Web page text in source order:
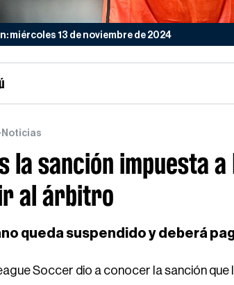
miércoles 13 de noviembre de 2024
Noticias
la sanción impuesta
al árbitro
queda suspendido y deberá
Soccer dio a conocer la sanción